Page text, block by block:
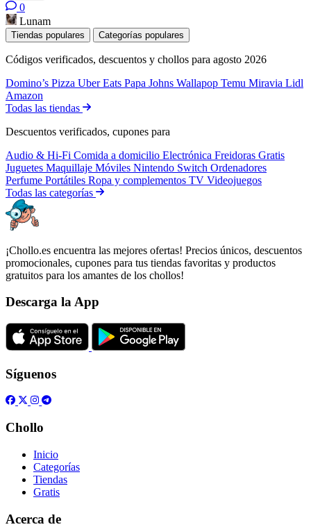
0
Lunam
Tiendas populares Categorías populares
Códigos verificados, descuentos y chollos para agosto 2026
Domino’s Pizza Uber Eats Papa Johns Wallapop Temu Miravia Lidl
Amazon
Todas las tiendas
Descuentos verificados, cupones para
Audio & Hi-Fi Comida a domicilio Electrónica Freidoras Gratis
Juguetes Maquillaje Móviles Nintendo Switch Ordenadores
Perfume Portátiles Ropa y complementos TV Videojuegos
Todas las categorías
¡Chollo.es encuentra las mejores ofertas! Precios únicos, descuentos
promocionales, cupones para tus tiendas favoritas y productos
gratuitos para los amantes de los chollos!
Descarga la App
Síguenos
Chollo
Inicio
Categorías
Tiendas
Gratis
Acerca de